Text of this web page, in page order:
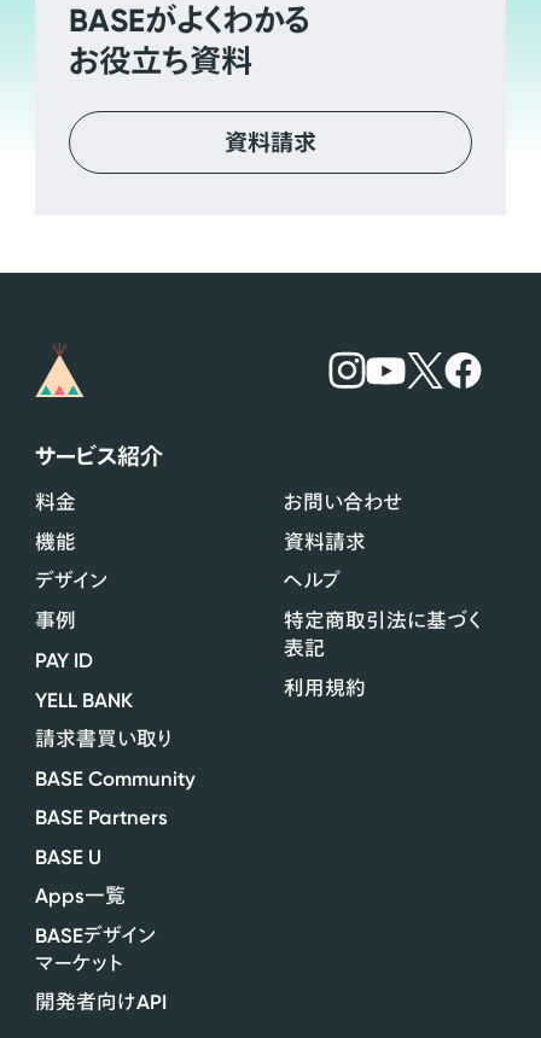
BASEがよくわかる
お役立ち資料
資料請求
サービス紹介
料金
機能
デザイン
事例
PAY ID
YELL BANK
請求書買い取り
BASE Community
BASE Partners
BASE U
Apps一覧
BASEデザイン
マーケット
開発者向けAPI
お問い合わせ
資料請求
ヘルプ
特定商取引法に基づく
表記
利用規約